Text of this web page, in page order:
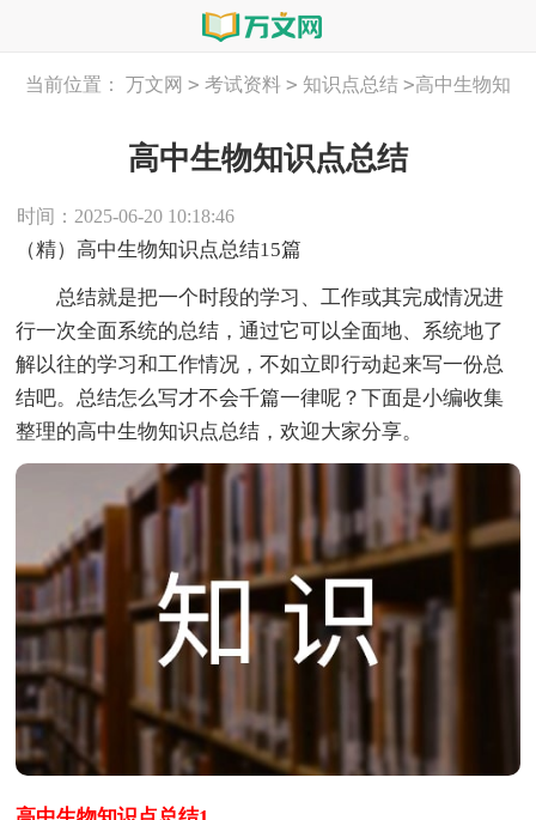
当前位置： 万文网 > 考试资料 > 知识点总结 >高中生物知
高中生物知识点总结
时间：2025-06-20 10:18:46
（精）高中生物知识点总结15篇
总结就是把一个时段的学习、工作或其完成情况进
行一次全面系统的总结，通过它可以全面地、系统地了
解以往的学习和工作情况，不如立即行动起来写一份总
结吧。总结怎么写才不会千篇一律呢？下面是小编收集
整理的高中生物知识点总结，欢迎大家分享。